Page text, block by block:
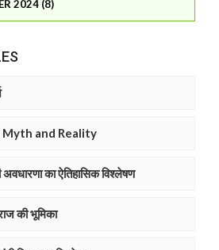
2024 (8)
and Reality
का ऐतिहासिक विश्लेषण
की भूमिका